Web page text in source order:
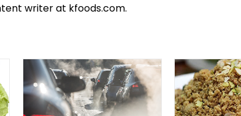
writer at kfoods.com.